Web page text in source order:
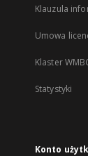
Klauzula
Umowa
Klaster
Statystyki
Konto